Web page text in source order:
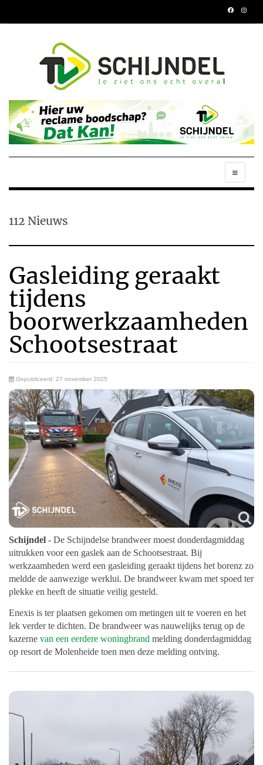
112 Nieuws
Gasleiding geraakt
tijdens
boorwerkzaamheden
Schootsestraat
Gepubliceerd: 27 november 2025
Schijndel - De Schijndelse brandweer moest donderdagmiddag
uitrukken voor een gaslek aan de Schootsestraat. Bij
werkzaamheden werd een gasleiding geraakt tijdens het borenz zo
meldde de aanwezige werklui. De brandweer kwam met spoed ter
plekke en heeft de situatie veilig gesteld.
Enexis is ter plaatsen gekomen om metingen uit te voeren en het
lek verder te dichten. De brandweer was nauwelijks terug op de
kazerne van een eerdere woningbrand melding donderdagmiddag
op resort de Molenheide toen men deze melding ontving.